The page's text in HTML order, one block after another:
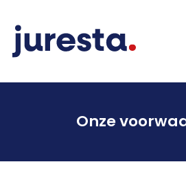
Onze